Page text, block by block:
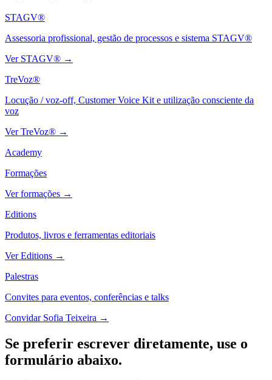
STAGV®
Assessoria profissional, gestão de processos e sistema STAGV®
Ver STAGV® →
TreVoz®
Locução / voz-off, Customer Voice Kit e utilização consciente da
voz
Ver TreVoz® →
Academy
Formações
Ver formações →
Editions
Produtos, livros e ferramentas editoriais
Ver Editions →
Palestras
Convites para eventos, conferências e talks
Convidar Sofia Teixeira →
Se preferir escrever diretamente, use o
formulário abaixo.